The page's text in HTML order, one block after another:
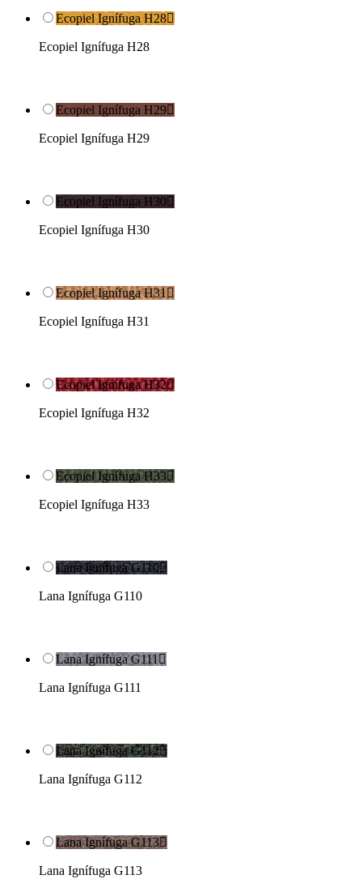
Ecopiel Ignífuga H28
Ecopiel Ignífuga H28
Ecopiel Ignífuga H29
Ecopiel Ignífuga H29
Ecopiel Ignífuga H30
Ecopiel Ignífuga H30
Ecopiel Ignífuga H31
Ecopiel Ignífuga H31
Ecopiel Ignífuga H32
Ecopiel Ignífuga H32
Ecopiel Ignífuga H33
Ecopiel Ignífuga H33
Lana Ignífuga G110
Lana Ignífuga G110
Lana Ignífuga G111
Lana Ignífuga G111
Lana Ignífuga G112
Lana Ignífuga G112
Lana Ignífuga G113
Lana Ignífuga G113